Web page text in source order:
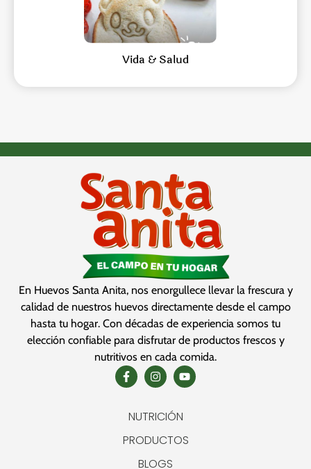
Vida & Salud
En Huevos Santa Anita, nos enorgullece llevar la frescura y
calidad de nuestros huevos directamente desde el campo
hasta tu hogar. Con décadas de experiencia somos tu
elección confiable para disfrutar de productos frescos y
nutritivos en cada comida.
NUTRICIÓN
PRODUCTOS
BLOGS